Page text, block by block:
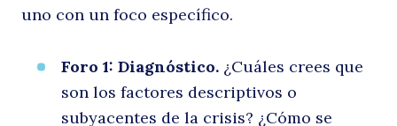
uno con un foco específico.
Foro 1: Diagnóstico. ¿Cuáles crees que
son los factores descriptivos o
subyacentes de la crisis? ¿Cómo se